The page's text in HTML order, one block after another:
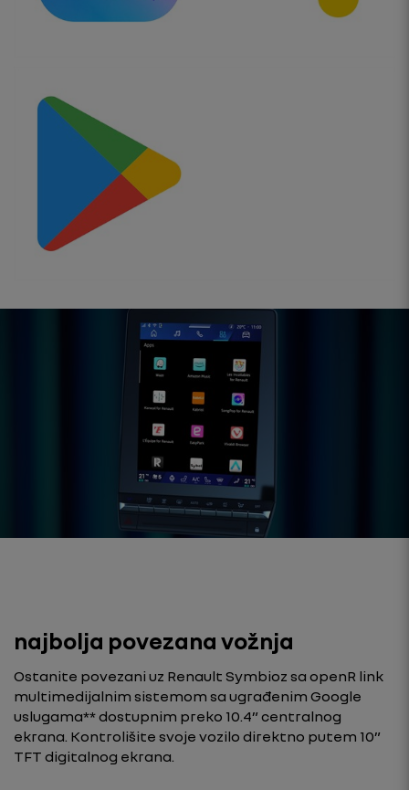
najbolja povezana vožnja
Ostanite povezani uz Renault Symbioz sa openR link
multimedijalnim sistemom sa ugrađenim Google
uslugama** dostupnim preko 10.4” centralnog
ekrana. Kontrolišite svoje vozilo direktno putem 10”
TFT digitalnog ekrana.